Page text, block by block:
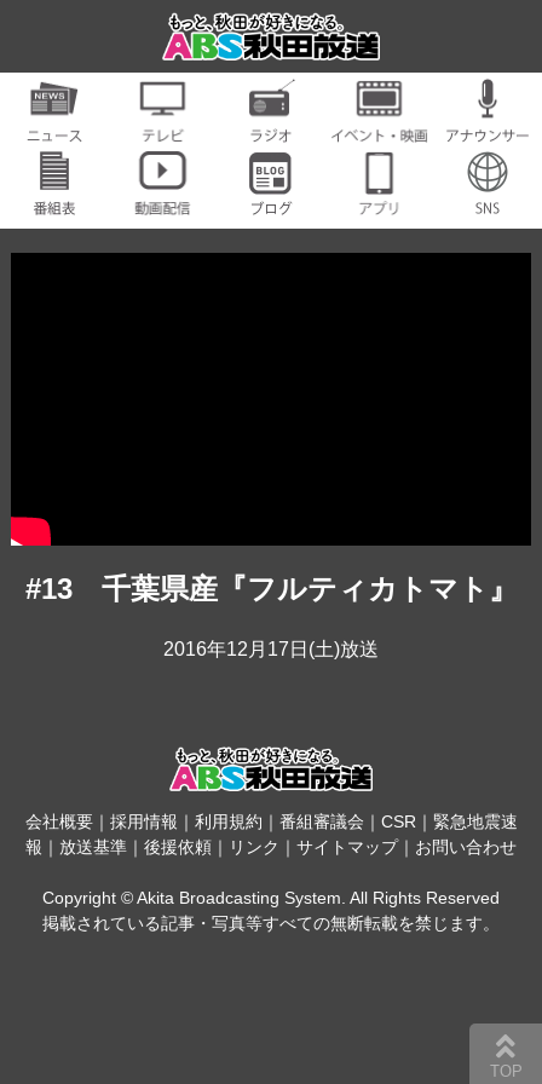
#13 千葉県産『フルティカトマト』
2016年12月17日(土)放送
会社概要｜ 採用情報 ｜ 利用規約 ｜ 番組審議会 ｜ CSR ｜ 緊急地震速
報 ｜ 放送基準 ｜ 後援依頼 ｜ リンク ｜ サイトマップ｜ お問い合わせ
Copyright © Akita Broadcasting System. All Rights Reserved
掲載されている記事・写真等すべての無断転載を禁じます。